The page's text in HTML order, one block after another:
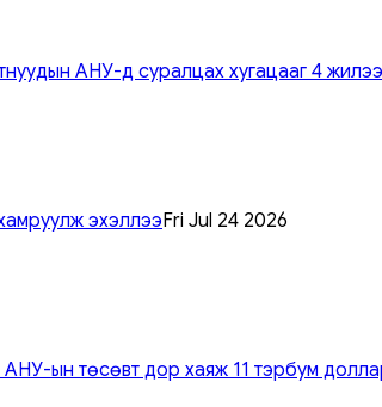
АНУ-д суралцах хугацааг 4
эхэллээFri Jul 24 2026
ын төсөвт дор хаяж 11 тэрбум